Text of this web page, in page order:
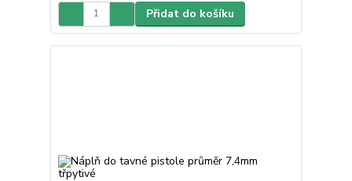
Přidat do košíku